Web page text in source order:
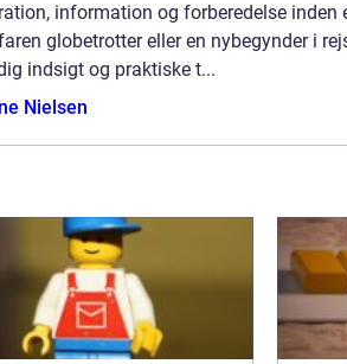
information og forberedelse inden
globetrotter eller en nybegynder i
indsigt og praktiske t...
Nielsen